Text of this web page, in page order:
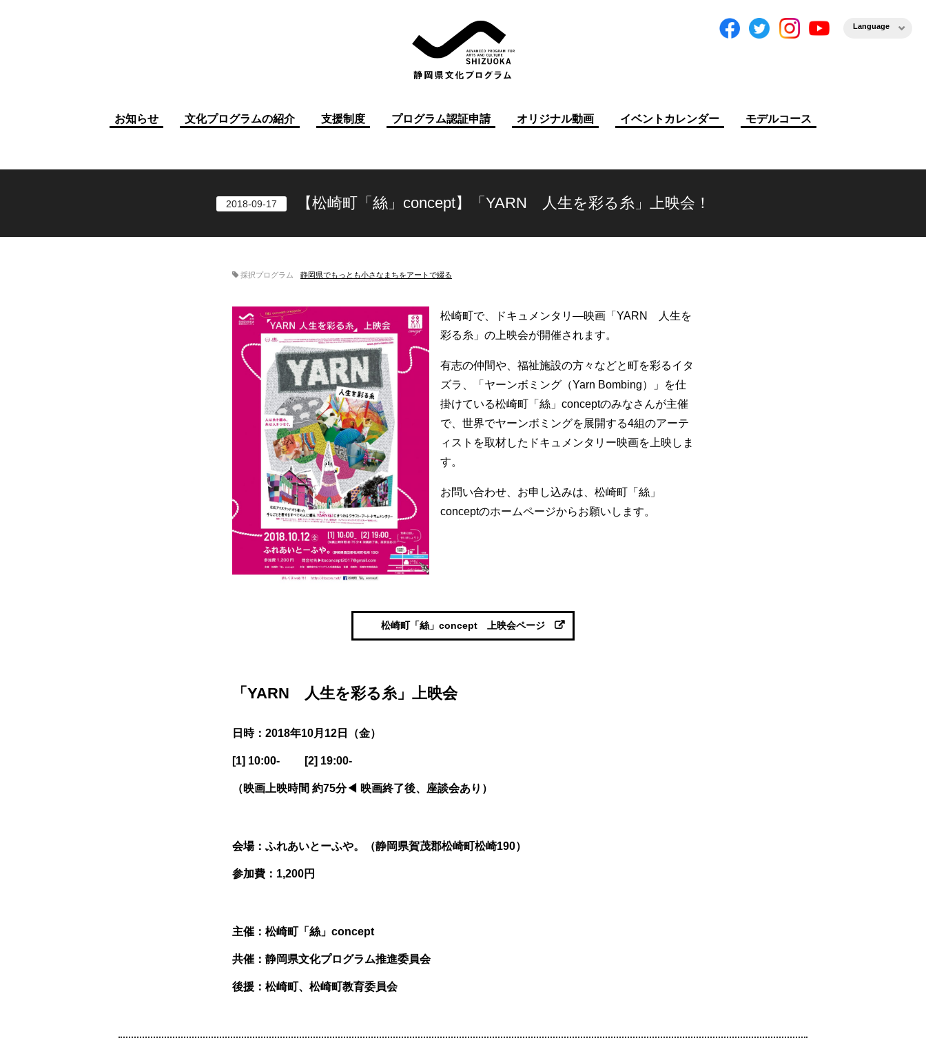
お知らせ 文化プログラムの紹介 支援制度 プログラム認証申請 オリジナル動画 イベントカレンダー モデルコース
Language
2018-09-17 【松崎町「絲」concept】「YARN 人生を彩る糸」上映会！
採択プログラム 静岡県でもっとも小さなまちをアートで綴る
松崎町で、ドキュメンタリ―映画「YARN 人生を
彩る糸」の上映会が開催されます。
有志の仲間や、福祉施設の方々などと町を彩るイタ
ズラ、「ヤーンボミング（Yarn Bombing）」を仕
掛けている松崎町「絲」conceptのみなさんが主催
で、世界でヤーンボミングを展開する4組のアーテ
ィストを取材したドキュメンタリー映画を上映しま
す。
お問い合わせ、お申し込みは、松崎町「絲」
conceptのホームページからお願いします。
松崎町「絲」concept 上映会ページ
「YARN 人生を彩る糸」上映会
日時：2018年10月12日（金）
[1] 10:00- [2] 19:00-
（映画上映時間 約75分◀︎ 映画終了後、座談会あり）
会場：ふれあいとーふや。（静岡県賀茂郡松崎町松崎190）
参加費：1,200円
主催：松崎町「絲」concept
共催：静岡県文化プログラム推進委員会
後援：松崎町、松崎町教育委員会